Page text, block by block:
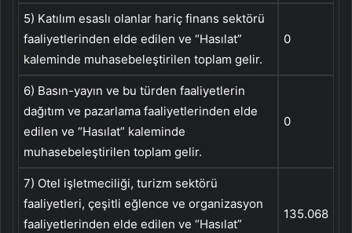
5) Katılım esaslı olanlar hariç finans sektörü
faaliyetlerinden elde edilen ve “Hasılat”
kaleminde muhasebeleştirilen toplam gelir.
0
6) Basın-yayın ve bu türden faaliyetlerin
dağıtım ve pazarlama faaliyetlerinden elde
edilen ve “Hasılat” kaleminde
muhasebeleştirilen toplam gelir.
0
7) Otel işletmeciliği, turizm sektörü
faaliyetleri, çeşitli eğlence ve organizasyon
faaliyetlerinden elde edilen ve “Hasılat”
135.068